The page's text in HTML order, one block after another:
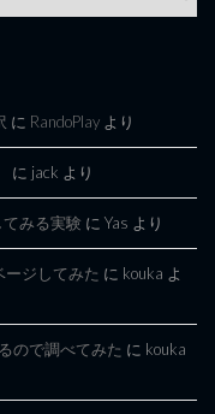
に RandoPlay より
に jack より
みる実験 に Yas より
ージしてみた に kouka よ
ので調べてみた に kouka